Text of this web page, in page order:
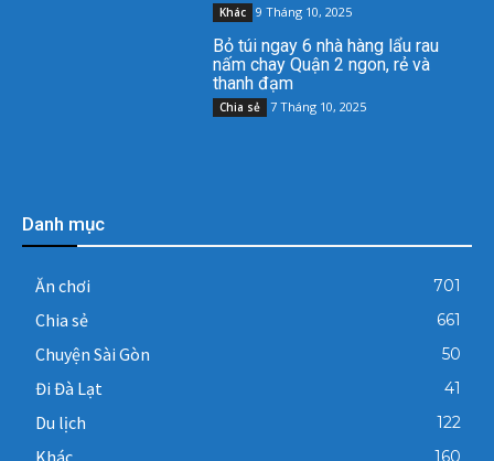
Khác 9 Tháng 10, 2025
Bỏ túi ngay 6 nhà hàng lẩu rau
nấm chay Quận 2 ngon, rẻ và
thanh đạm
Chia sẻ 7 Tháng 10, 2025
Danh mục
Ăn chơi 701
Chia sẻ 661
Chuyện Sài Gòn 50
Đi Đà Lạt 41
Du lịch 122